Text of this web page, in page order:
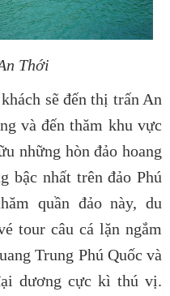
Thới
sẽ đến thị trấn An
và đến thăm khu vực
những hòn đảo hoang
bậc nhất trên đảo Phú
quần đảo này, du
tour câu cá lặn ngắm
Trung Phú Quốc và
dương cực kì thú vị.